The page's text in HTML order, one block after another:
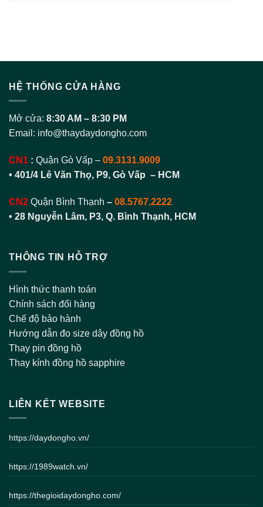
HỆ THỐNG CỬA HÀNG
Mở cửa: 8:30 AM – 8:30 PM
Email: info@thaydaydongho.com
CN1 : Quận Gò Vấp – 09.3131.9009
• 401/4 Lê Văn Thọ, P9, Gò Vấp – HCM
CN2 Quận Bình Thạnh – 08.5767.2222
• 28 Nguyễn Lâm, P3, Q. Bình Thạnh, HCM
THÔNG TIN HỖ TRỢ
Hình thức thanh toán
Chính sách đổi hàng
Chế độ bảo hành
Hướng dẫn đo size dây đồng hồ
Thay pin đồng hồ
Thay kính đồng hồ sapphire
LIÊN KẾT WEBSITE
https://daydongho.vn/
https://1989watch.vn/
https://thegioidaydongho.com/